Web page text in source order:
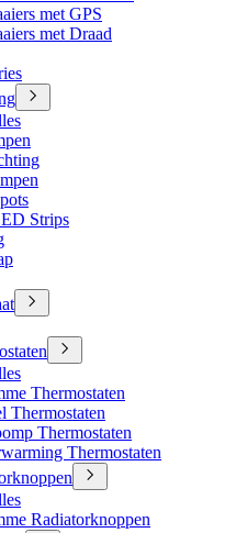
met GPS
met Draad
Strips
Thermostaten
Thermostaten
Thermostaten
Thermostaten
Radiatorknoppen